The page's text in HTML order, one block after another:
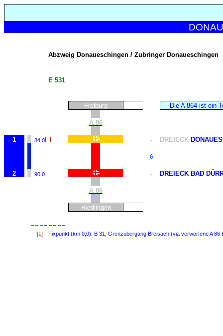
Abzweig Donaueschingen / Zubringer Donaueschingen
E 531
Freiburg Die A 864 ist ein
A 86
1 84,0 - DREIECK
6
2 90,0 - DREIECK BAD
A 86
Riedlingen
– – – – – – – –
[1]
Fixpunkt (km 0,0): B 31, Grenzübergang Breisach (via verworfene A